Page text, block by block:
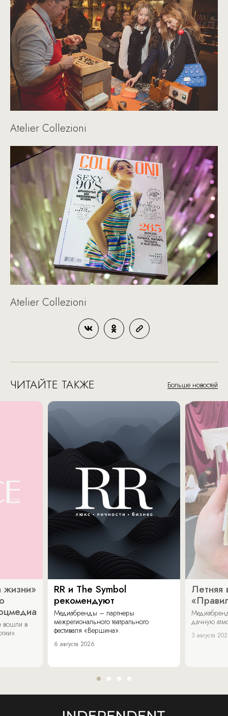
Atelier Collezioni
Atelier Collezioni
ЧИТАЙТЕ ТАКЖЕ Больше новостей
жизни»
вошли в
RR и The Symbol
рекомендуют
Медиабренды – партнеры
межрегионального театрального
фестиваля «Вершина».
6 августа 2026
Летняя
дачную
3 августа